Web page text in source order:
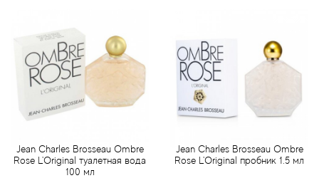
Jean Charles Brosseau Ombre
Rose L'Original туалетная вода
100 мл
Jean Charles Brosseau Ombre
Rose L'Original пробник 1.5 мл
Al Haramain
Al Jazeera
Alexander McQueen